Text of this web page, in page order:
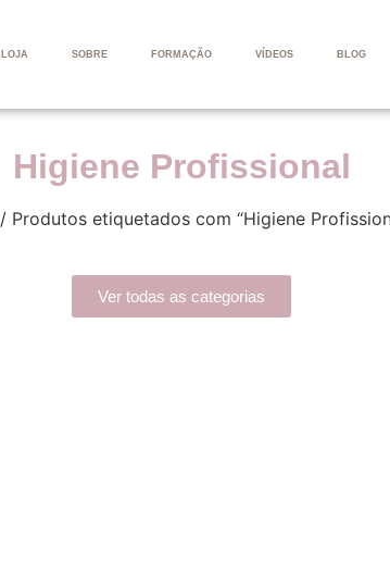
LOJA SOBRE FORMAÇÃO VÍDEOS BLOG
Higiene Profissional
/ Produtos etiquetados com “Higiene
Ver todas as categorias